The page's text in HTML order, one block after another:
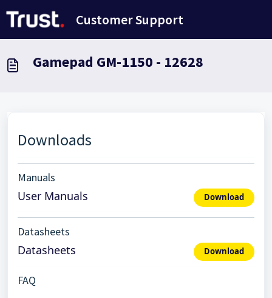
Customer Support
Gamepad GM-1150 - 12628
Downloads
Manuals
User Manuals Download
Datasheets
Datasheets Download
FAQ